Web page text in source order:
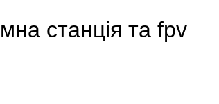
станція та fpv